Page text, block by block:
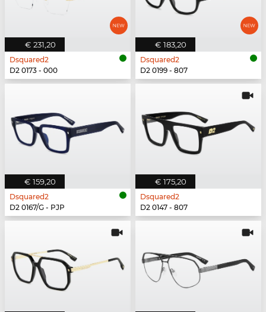
€ 231,20
Dsquared2
D2 0173 - 000
€ 183,20
Dsquared2
D2 0199 - 807
€ 159,20
Dsquared2
D2 0167/G - PJP
€ 175,20
Dsquared2
D2 0147 - 807